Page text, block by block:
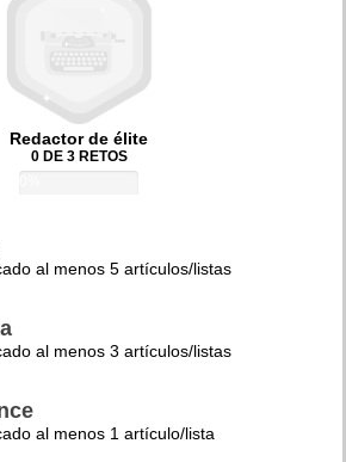
Redactor de élite
0 DE 3 RETOS
al menos 5 artículos/listas
al menos 3 artículos/listas
al menos 1 artículo/lista